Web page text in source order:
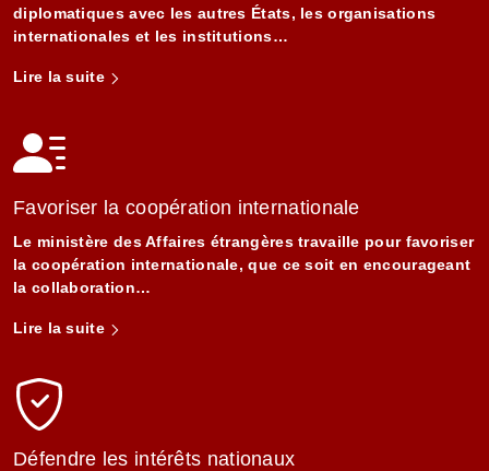
diplomatiques avec les autres États, les organisations
internationales et les institutions…
Lire la suite
Favoriser la coopération internationale
Le ministère des Affaires étrangères travaille pour favoriser
la coopération internationale, que ce soit en encourageant
la collaboration…
Lire la suite
Défendre les intérêts nationaux